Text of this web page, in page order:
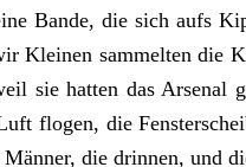
Bande, die sich aufs
Kleinen sammelten die
sie hatten das Arsenal
flogen, die
die drinnen, und